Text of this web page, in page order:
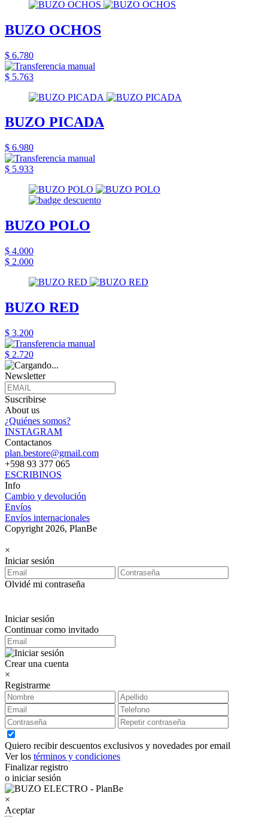
BUZO OCHOS
$ 6.780
$ 5.763
BUZO PICADA
$ 6.980
$ 5.933
BUZO POLO
$ 4.000
$ 2.000
BUZO RED
$ 3.200
$ 2.720
Newsletter
Suscribirse
About us
¿Quiénes somos?
INSTAGRAM
Contactanos
plan.bestore@gmail.com
+598 93 377 065
ESCRIBINOS
Info
Cambio y devolución
Envíos
Envíos internacionales
Copyright 2026, PlanBe
×
Iniciar sesión
Olvidé mi contraseña
Iniciar sesión
Continuar como invitado
Crear una cuenta
×
Registrarme
Quiero recibir descuentos exclusivos y novedades por email
Ver los términos y condiciones
Finalizar registro
o iniciar sesión
×
Aceptar